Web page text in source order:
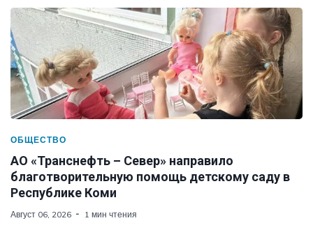
ОБЩЕСТВО
АО «Транснефть – Север» направило
благотворительную помощь детскому саду в
Республике Коми
Август 06, 2026 1 мин чтения